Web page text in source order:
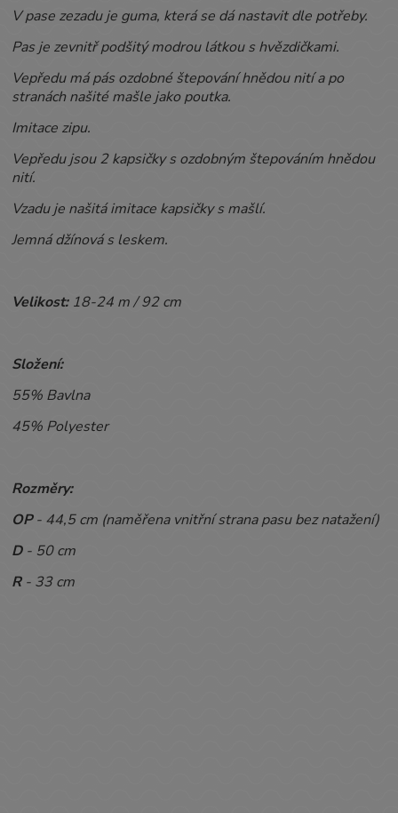
V pase zezadu je guma, která se dá nastavit dle potřeby.
Pas je zevnitř podšitý modrou látkou s hvězdičkami.
Vepředu má pás ozdobné štepování hnědou nití a po
stranách našité mašle jako poutka.
Imitace zipu.
Vepředu jsou 2 kapsičky s ozdobným štepováním hnědou
nití.
Vzadu je našitá imitace kapsičky s mašlí.
Jemná džínová s leskem.
Velikost:18-24 m / 92 cm
Složení:
55% Bavlna
45% Polyester
Rozměry:
OP- 44,5cm (naměřena vnitřní strana pasu bez natažení)
D - 50 cm
R- 33 cm